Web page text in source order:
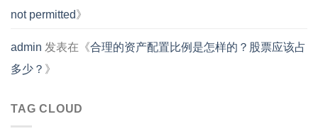
not permitted》
admin 发表在《合理的资产配置比例是怎样的？股票应该占
多少？ 》
TAG CLOUD